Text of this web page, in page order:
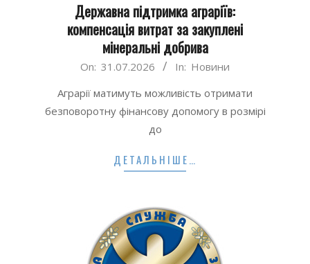
Державна підтримка аграріїв:
компенсація витрат за закуплені
мінеральні добрива
On: 31.07.2026 In: Новини
Аграрії матимуть можливість отримати
безповоротну фінансову допомогу в розмірі
до
ДЕТАЛЬНІШЕ…